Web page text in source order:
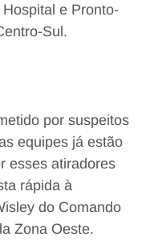
e Pronto-
Sul.
por suspeitos
equipes já estão
esses atiradores
rápida à
do Comando
Zona Oeste.